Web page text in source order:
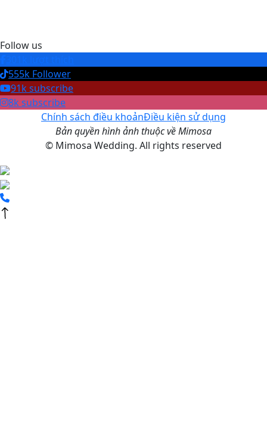
Follow us
555k Follower
91k subscribe
8k subscribe
Chính sách điều khoảnĐiều kiện sử dụng
Bản quyền hình ảnh thuộc về Mimosa
© Mimosa Wedding. All rights reserved